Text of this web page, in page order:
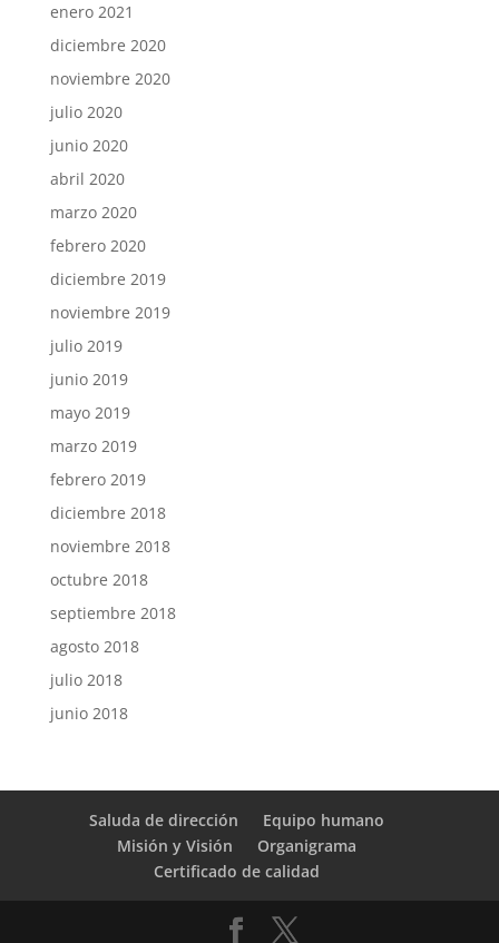
enero 2021
diciembre 2020
noviembre 2020
julio 2020
junio 2020
abril 2020
marzo 2020
febrero 2020
diciembre 2019
noviembre 2019
julio 2019
junio 2019
mayo 2019
marzo 2019
febrero 2019
diciembre 2018
noviembre 2018
octubre 2018
septiembre 2018
agosto 2018
julio 2018
junio 2018
Saluda de dirección
Equipo humano
Misión y Visión
Organigrama
Certificado de calidad